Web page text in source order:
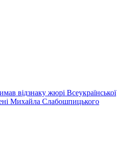
відзнаку жюрі Всеукраїнської
Михайла Слабошпицького